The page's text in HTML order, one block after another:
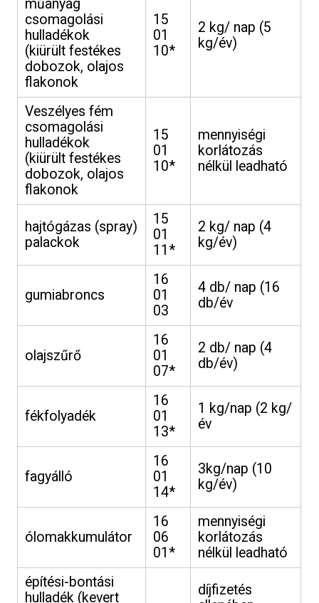
műanyag
csomagolási
hulladékok
(kiürült festékes
dobozok, olajos
flakonok
15
01
10*
2 kg/ nap (5
kg/év)
Veszélyes fém
csomagolási
hulladékok
(kiürült festékes
dobozok, olajos
flakonok
15
01
10*
mennyiségi
korlátozás
nélkül leadható
hajtógázas (spray)
palackok
15
01
11*
2 kg/ nap (4
kg/év)
gumiabroncs
16
01
03
4 db/ nap (16
db/év
olajszűrő
16
01
07*
2 db/ nap (4
db/év)
fékfolyadék
16
01
13*
1 kg/nap (2 kg/
év
fagyálló
16
01
14*
3kg/nap (10
kg/év)
ólomakkumulátor
16
06
01*
mennyiségi
korlátozás
nélkül leadható
építési-bontási
hulladék (kevert
díjfizetés